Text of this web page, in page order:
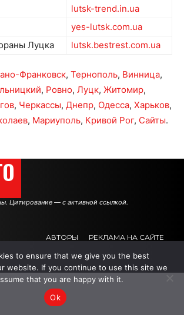
lutsk-trend.in.ua
yes-lutsk.com.ua
Луцка
lutsk.bestrest.com.ua
Франковск, Тернополь, Винница,
, Ровно, Луцк, Житомир,
, Черкассы, Днепр, Одесса, Харьков,
, Мариуполь, Кривой Рог, Сайты.
Цитирование — с активной ссылкой.
АВТОРЫ РЕКЛАМА НА САЙТЕ
to ensure that we give you the best
website. If you continue to use this site we
that you are happy with it.
Ok